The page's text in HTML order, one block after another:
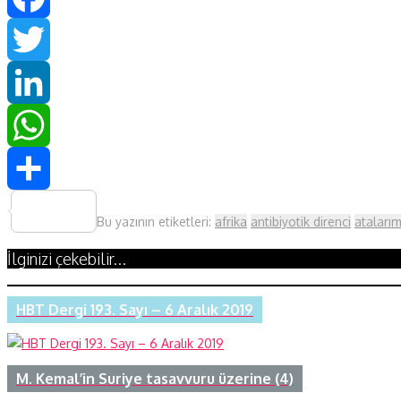
Facebook
Twitter
LinkedIn
WhatsApp
Bu yazının etiketleri: afrika antibiyotik direnci
İlginizi çekebilir...
HBT Dergi 193. Sayı – 6 Aralık 2019
M. Kemal’in Suriye tasavvuru üzerine (4)